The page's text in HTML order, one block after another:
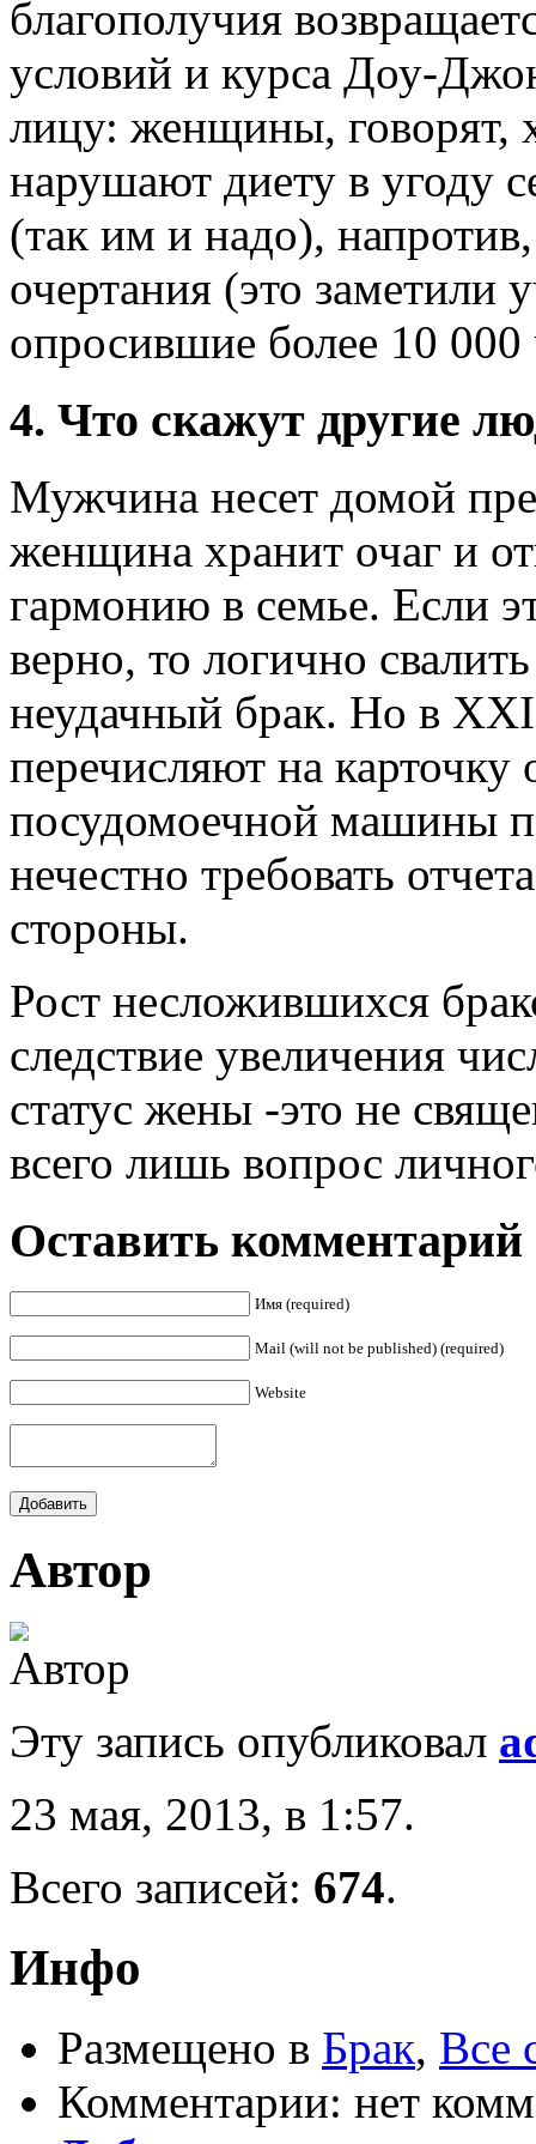
благополучия
условий и курса Доу-
лицу: женщины, говорят,
нарушают диету в
(так им и надо),
очертания (это заметили
опросившие более 10 000
4. Что скажут другие
Мужчина несет домой
женщина хранит очаг и
гармонию в семье. Если
верно, то логично
неудачный брак. Но в
перечисляют на карточку
посудомоечной машины
нечестно требовать
стороны.
Рост несложившихся
следствие увеличения
статус жены -это не
всего лишь вопрос
Оставить комментарий
Имя (required)
Mail (will not be published) (required)
Website
Автор
Эту запись опубликовал
23 мая, 2013, в 1:57.
Всего записей: 674.
Инфо
Размещено в Брак, Все
Комментарии: нет